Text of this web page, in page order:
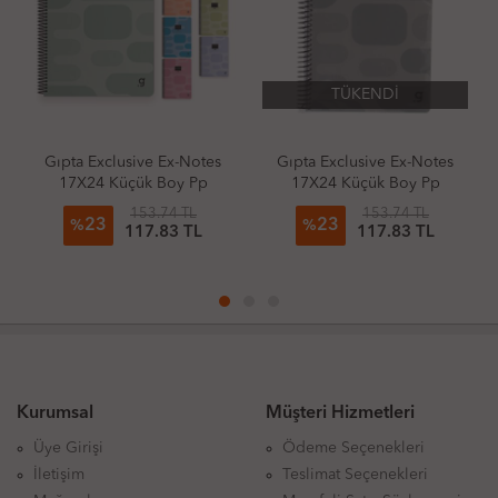
Exclusive Ex-Notes
Küçük Boy Pp
80 Yaprak Defter
Kareli
153.74 TL
117.83 TL
Gıpta Exclusive Ex-Notes
17X24 Küçük Boy Pp
Kapak 80 Yaprak Defter
Çizgili
153.74 TL
117.83 TL
Çınar
Kurumsal
Üye Girişi
İletişim
Müşteri Hizmetleri
Ödeme Seçenekleri
Teslimat Seçenekleri